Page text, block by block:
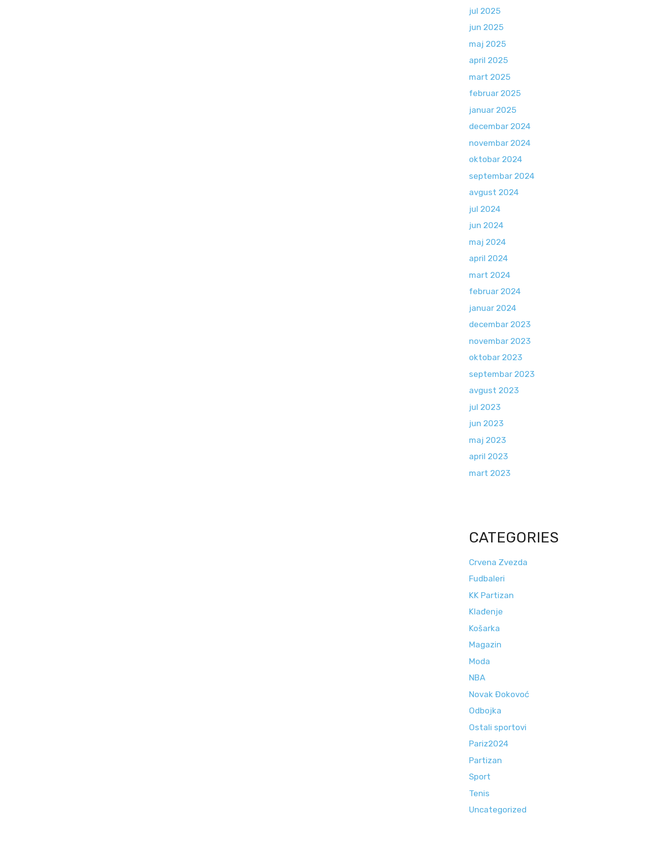
jul 2025
jun 2025
maj 2025
april 2025
mart 2025
februar 2025
januar 2025
decembar 2024
novembar 2024
oktobar 2024
septembar 2024
avgust 2024
jul 2024
jun 2024
maj 2024
april 2024
mart 2024
februar 2024
januar 2024
decembar 2023
novembar 2023
oktobar 2023
septembar 2023
avgust 2023
jul 2023
jun 2023
maj 2023
april 2023
mart 2023
CATEGORIES
Crvena Zvezda
Fudbaleri
KK Partizan
Klađenje
Košarka
Magazin
Moda
NBA
Novak Đokovoć
Odbojka
Ostali sportovi
Pariz2024
Partizan
Sport
Tenis
Uncategorized